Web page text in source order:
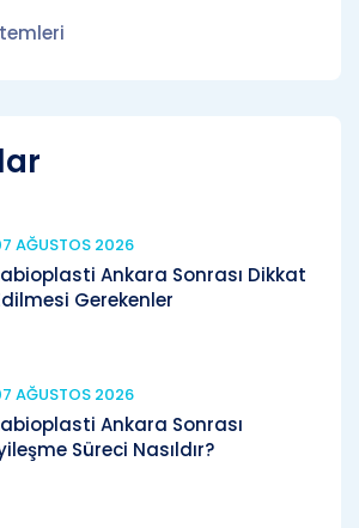
AĞUSTOS 2026
Ankara Sonrası Dikkat
Gerekenler
AĞUSTOS 2026
Ankara Sonrası
Süreci Nasıldır?